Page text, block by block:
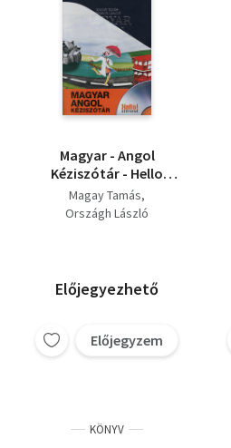
Magyar - Angol
Kéziszótár - Hello
szótárak!
Magay Tamás
Országh László
Előjegyezhető
Előjegyzem
KÖNYV